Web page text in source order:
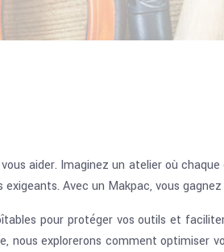
aider. Imaginez un atelier où
Avec un Makpac, vous
pour protéger vos outils et
explorerons comment optimiser